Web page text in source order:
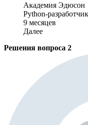
Академия Эдюсон
Python-
9 месяцев
Далее
Решения вопроса 2